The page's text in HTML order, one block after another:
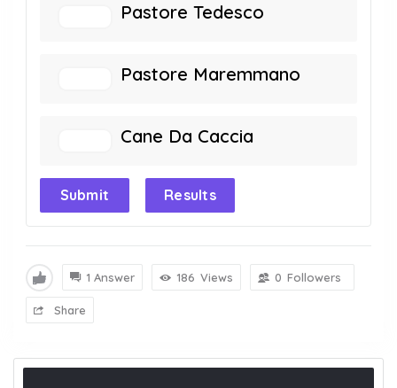
Pastore Tedesco
Pastore Maremmano
Cane Da Caccia
Submit Results
1 Answer 186 Views 0 Followers
Share